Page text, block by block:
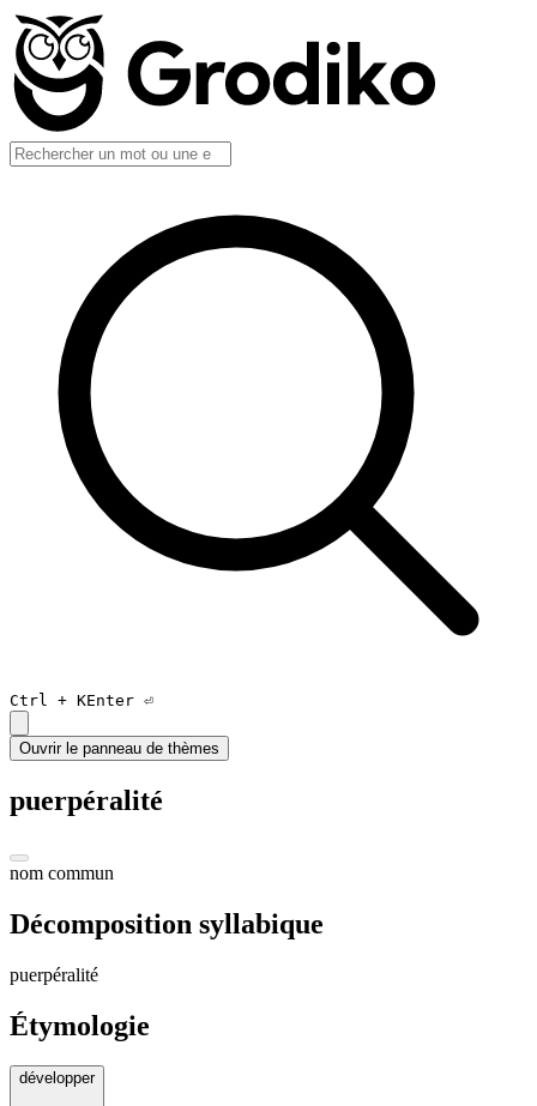
Ctrl + KEnter ⏎
Ouvrir le panneau de thèmes
puerpéralité
nom commun
Décomposition syllabique
puerpéralité
Étymologie
développer